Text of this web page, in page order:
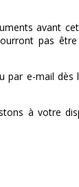
avant
pas
par e-mail dès
à votre